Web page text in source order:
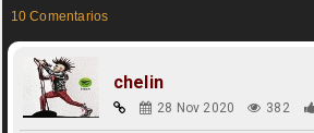
10 Comentarios
chelin
28 Nov 2020 382